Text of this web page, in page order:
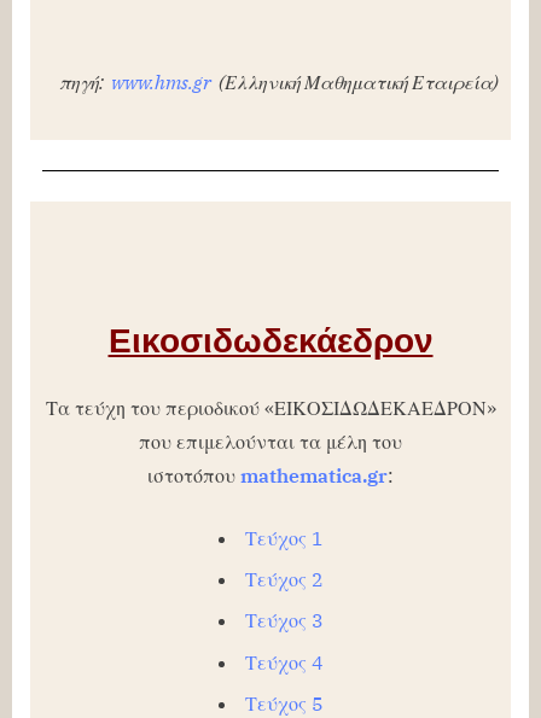
πηγή: www.hms.gr(Ελληνική Μαθηματική Εταιρεία)
Εικοσιδωδεκάεδρον
Τα τεύχη του περιοδικού «ΕΙΚΟΣΙΔΩΔΕΚΑΕΔΡΟΝ»
που επιμελούνται τα μέλη του
ιστοτόπου mathematica.gr:
Τεύχος 1
Τεύχος 2
Τεύχος 3
Τεύχος 4
Τεύχος 5